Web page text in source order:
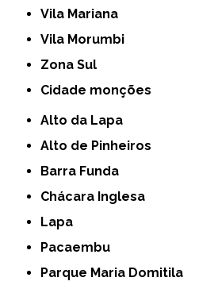
Vila Mariana
Vila Morumbi
Zona Sul
cidade monções
Alto da Lapa
Alto de Pinheiros
Barra Funda
Chácara Inglesa
Lapa
Pacaembu
Parque Maria Domitila